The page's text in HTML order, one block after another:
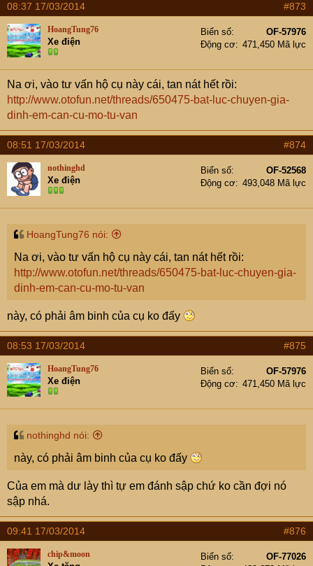
08:37 17/03/2014 #873
HoangTung76
Xe điện
Biển số
OF-57976
Động cơ
471,450 Mã lực
Na ơi, vào tư vấn hộ cụ này cái, tan nát hết rồi:
http://www.otofun.net/threads/650475-bat-luc-chuyen-gia-
dinh-em-can-cu-mo-tu-van
08:51 17/03/2014 #874
nothinghd
Xe điện
Biển số
OF-52568
Động cơ
493,048 Mã lực
HoangTung76 nói:
Na ơi, vào tư vấn hộ cụ này cái, tan nát hết rồi:
http://www.otofun.net/threads/650475-bat-luc-chuyen-gia-
dinh-em-can-cu-mo-tu-van
này, có phải âm binh của cụ ko đấy
08:53 17/03/2014 #875
HoangTung76
Xe điện
Biển số
OF-57976
Động cơ
471,450 Mã lực
nothinghd nói:
này, có phải âm binh của cụ ko đấy
Của em mà dư lày thì tự em đánh sập chứ ko cần đợi nó
sập nhá.
09:41 17/03/2014 #876
chip&moon Biển số
OF-77026